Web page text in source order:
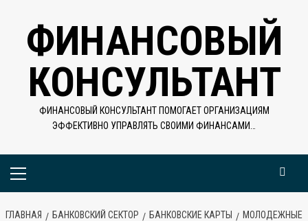
содержимому
ФИНАНСОВЫЙ
КОНСУЛЬТАНТ
ФИНАНСОВЫЙ КОНСУЛЬТАНТ ПОМОГАЕТ ОРГАНИЗАЦИЯМ
ЭФФЕКТИВНО УПРАВЛЯТЬ СВОИМИ ФИНАНСАМИ…
Основное
ГЛАВНАЯ БАНКОВСКИЙ СЕКТОР БАНКОВСКИЕ КАРТЫ
МОЛОДЕЖНЫЕ